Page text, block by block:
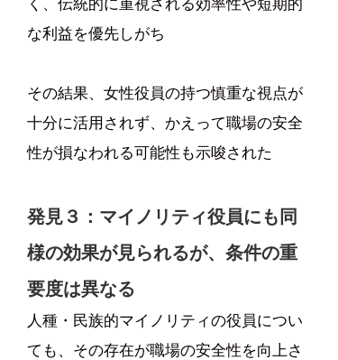
く、伝統的に重視される効率性や短期的
な利益を優先しがち
その結果、女性役員の持つ慎重な視点が
十分に活用されず、かえって職場の安全
性が損なわれる可能性も示唆された
発見３：マイノリティ役員にも同
様の効果が見られるが、条件の重
要度は異なる
人種・民族的マイノリティの役員につい
ても、その存在が職場の安全性を向上さ